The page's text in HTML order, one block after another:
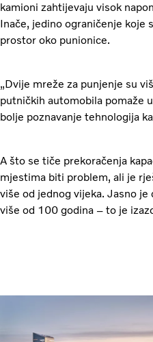
kamioni zahtijevaju visok
Inače, jedino ograničenje koje
prostor oko punionice.
„Dvije mreže za punjenje su
putničkih automobila pomaže
bolje poznavanje tehnologija
A što se tiče prekoračenja
mjestima biti problem, ali je
više od jednog vijeka. Jasno
više od 100 godina – to je